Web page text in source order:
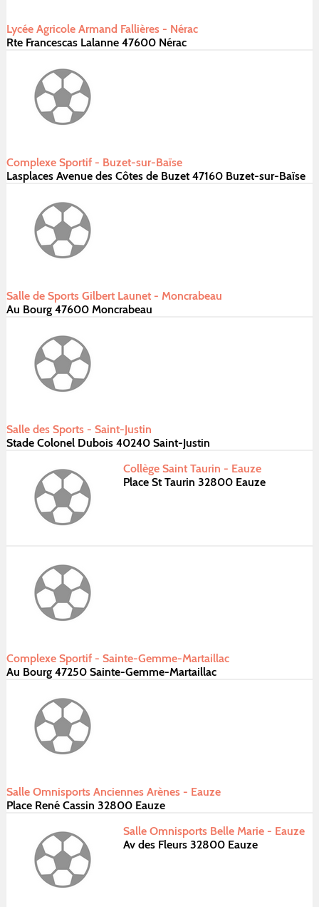
Lycée Agricole Armand Fallières - Nérac
Rte Francescas Lalanne 47600 Nérac
Complexe Sportif - Buzet-sur-Baïse
Lasplaces Avenue des Côtes de Buzet 47160 Buzet-sur-Baïse
Salle de Sports Gilbert Launet - Moncrabeau
Au Bourg 47600 Moncrabeau
Salle des Sports - Saint-Justin
Stade Colonel Dubois 40240 Saint-Justin
Collège Saint Taurin - Eauze
Place St Taurin 32800 Eauze
Complexe Sportif - Sainte-Gemme-Martaillac
Au Bourg 47250 Sainte-Gemme-Martaillac
Salle Omnisports Anciennes Arènes - Eauze
Place René Cassin 32800 Eauze
Salle Omnisports Belle Marie - Eauze
Av des Fleurs 32800 Eauze